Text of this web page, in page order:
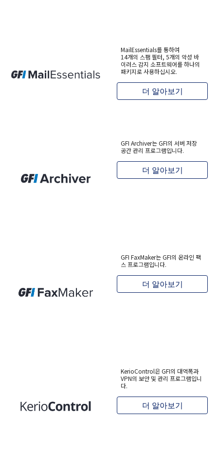
MailEssentials를 통하여
14개의 스팸 필터, 5개의 악성 바
이러스 감지 소프트웨어를 하나의
패키지로 사용하십시오.
더 알아보기
GFI Archiver는 GFI의 서버 저장
공간 관리 프로그램입니다.
더 알아보기
GFI FaxMaker는 GFI의 온라인 팩
스 프로그램입니다.
더 알아보기
KerioControl은 GFI의 대역폭과
VPN의 보안 및 관리 프로그램입니
다.
더 알아보기